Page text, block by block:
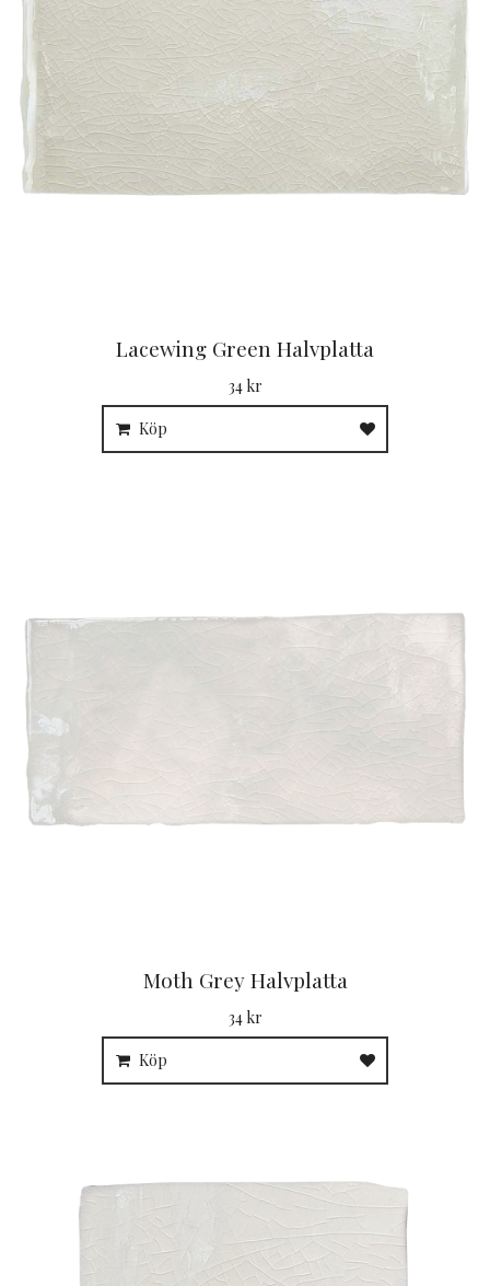
Lacewing Green Halvplatta
34 kr
Köp
Moth Grey Halvplatta
34 kr
Köp